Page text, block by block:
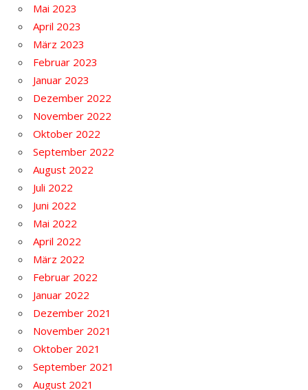
Mai 2023
April 2023
März 2023
Februar 2023
Januar 2023
Dezember 2022
November 2022
Oktober 2022
September 2022
August 2022
Juli 2022
Juni 2022
Mai 2022
April 2022
März 2022
Februar 2022
Januar 2022
Dezember 2021
November 2021
Oktober 2021
September 2021
August 2021